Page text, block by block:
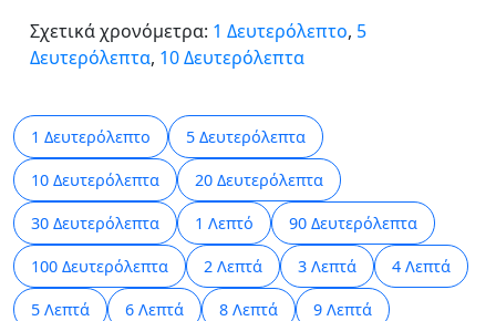
Σχετικά χρονόμετρα: 1 Δευτερόλεπτο, 5
Δευτερόλεπτα, 10 Δευτερόλεπτα
1 Δευτερόλεπτο 5 Δευτερόλεπτα
10 Δευτερόλεπτα 20 Δευτερόλεπτα
30 Δευτερόλεπτα 1 Λεπτό 90 Δευτερόλεπτα
100 Δευτερόλεπτα 2 Λεπτά 3 Λεπτά 4 Λεπτά
5 Λεπτά 6 Λεπτά 8 Λεπτά 9 Λεπτά